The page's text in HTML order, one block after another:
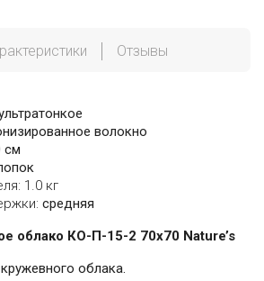
Отзывы
волокно
см
1.0 кг
средняя
облако КО-П-15-2 70x70 Nature’s
облака.